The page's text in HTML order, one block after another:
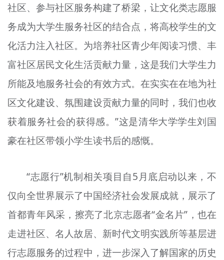
社区、参与社区服务构建了桥梁，让文化类志愿服
务成为大学生服务社区的结合点，将高校学生的文
化活力注入社区。为培养社区青少年阅读习惯、丰
富社区居民文化生活贡献力量，这是我们大学生力
所能及地服务社会的有效方式。在实实在在地为社
区文化建设、氛围建设贡献力量的同时，我们也收
获着服务社会的获得感。”这是清华大学学生刘国
豪在社区带领小学生读书后的感慨。
“志愿行”机制相关项目自5月底启动以来，不
仅向全世界展示了中国经济社会发展成就，展示了
首都青年风采，擦亮了北京志愿者“金名片”，也在
走进社区、名人故居、新时代文明实践所等基层进
行志愿服务的过程中，进一步深入了解国家的历史